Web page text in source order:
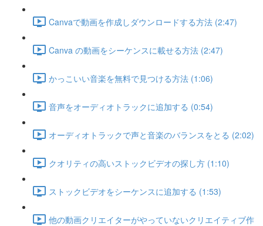
Canvaで動画を作成しダウンロードする方法 (2:47)
Canva の動画をシーケンスに載せる方法 (2:47)
かっこいい音楽を無料で見つける方法 (1:06)
音声をオーディオトラックに追加する (0:54)
オーディオトラックで声と音楽のバランスをとる (2:02)
クオリティの高いストックビデオの探し方 (1:10)
ストックビデオをシーケンスに追加する (1:53)
他の動画クリエイターがやっていないクリエイティブ作